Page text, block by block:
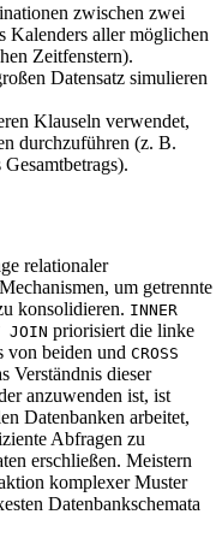
zwischen zwei
Kalenders aller möglichen
Zeitfenstern).
Datensatz simulieren
Klauseln verwendet,
durchzuführen (z. B.
relationaler
um getrennte
konsolidieren. INNER
JOIN priorisiert die linke
von beiden und CROSS
Verständnis dieser
anzuwenden ist, ist
Datenbanken arbeitet,
Abfragen zu
erschließen. Meistern
komplexer Muster
Datenbankschemata